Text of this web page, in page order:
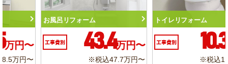
トイレリフォーム
工事費別 10.3 万円〜
※税込11.3万円〜
洗面化粧台リフォーム
工事費別 6.2 万円〜
※税込6.8万円〜